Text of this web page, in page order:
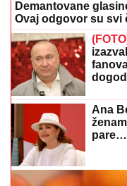
Demantovane
Ovaj odgovor su svi
Ana